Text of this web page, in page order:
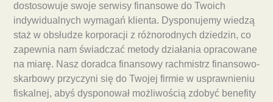
dostosowuje swoje serwisy finansowe do Twoich
indywidualnych wymagań klienta. Dysponujemy wiedzą
staż w obsłudze korporacji z różnorodnych dziedzin, co
zapewnia nam świadczać metody działania opracowane
na miarę. Nasz doradca finansowy rachmistrz finansowo-
skarbowy przyczyni się do Twojej firmie w usprawnieniu
fiskalnej, abyś dysponował możliwością zdobyć benefity